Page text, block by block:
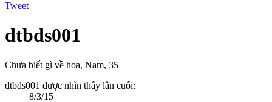
Tweet
dtbds001
Chưa biết gì về hoa, Nam, 35
dtbds001 được nhìn thấy lần cuối:
8/3/15